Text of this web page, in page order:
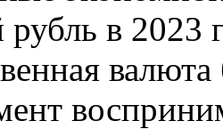
рубль в 2023